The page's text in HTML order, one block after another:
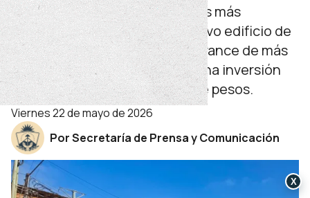
deportivos. Entre los proyectos más
importantes se destaca el nuevo edificio de
la EPET Nº26 que registra un avance de más
del 50 por ciento y demanda una inversión
superior a los 13 mil millones de pesos.
viernes 22 de mayo de 2026
Por Secretaría de Prensa y Comunicación
X